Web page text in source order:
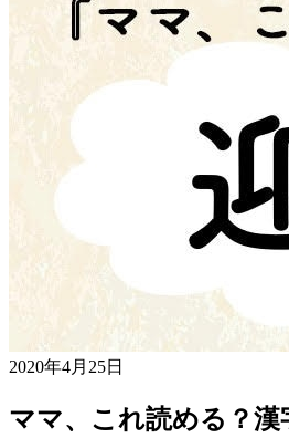
2020年4月25日
ママ、これ読める？漢